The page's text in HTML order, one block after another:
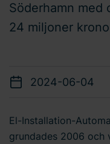
Söderhamn med
24 miljoner
2024-06-04
El-Installation-
grundades 2006 och